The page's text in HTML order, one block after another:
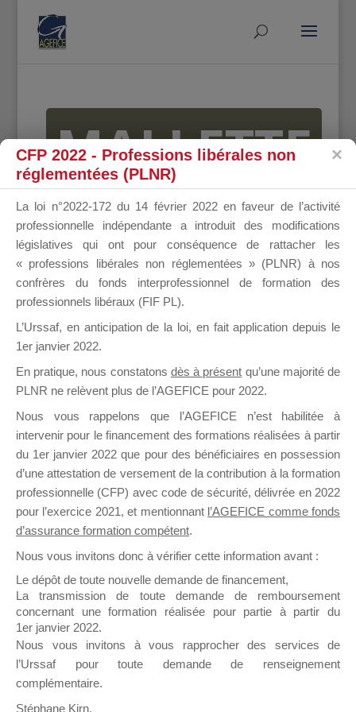
MALLETTE
DU
DIRIGEANT
il y a un mois
Ce groupe est destiné aux Organismes de
Formation qui souhaitent répondre à l’Appel à
Propositions Mallette du Dirigeant.
Ce groupe propose un forum dédié au support
sur lequel il est possible de laisser un message
ou poser une question.
NB : Il est nécessaire d’être
pouvoir rejoindre ce groupe
CFP 2022 - Professions libérales non
réglementées (PLNR)
La loi n°2022-172 du 14 février 2022 en faveur de l’activité
professionnelle indépendante a introduit des modifications
législatives qui ont pour conséquence de rattacher les
« professions libérales non réglementées » (PLNR) à nos
confrères du fonds interprofessionnel de formation des
professionnels libéraux (FIF PL).
L’Urssaf, en anticipation de la loi, en fait application depuis le
1er janvier 2022.
En pratique, nous constatons dès à présent qu’une majorité de
PLNR ne relèvent plus de l’AGEFICE pour 2022.
Nous vous rappelons que l’AGEFICE n’est habilitée à
intervenir pour le financement des formations réalisées à partir
du 1er janvier 2022 que pour des bénéficiaires en possession
d’une attestation de versement de la contribution à la formation
professionnelle (CFP) avec code de sécurité, délivrée en 2022
pour l’exercice 2021, et mentionnant l’AGEFICE comme fonds
d’assurance formation compétent.
Nous vous invitons donc à vérifier cette information avant :
Le dépôt de toute nouvelle demande de financement,
La transmission de toute demande de remboursement
concernant une formation réalisée pour partie à partir du
1er janvier 2022.
Nous vous invitons à vous rapprocher des services de
l’Urssaf pour toute demande de renseignement
complémentaire.
Stéphane Kirn,